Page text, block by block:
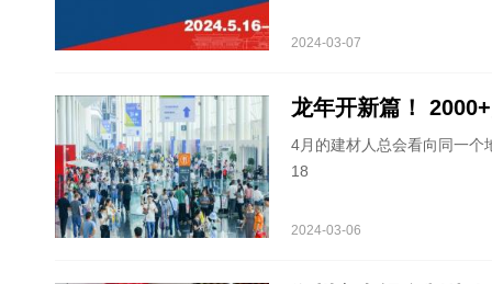
2024-03-07
龙年开新篇！
4月的建材人总会看向同一
18
2024-03-06